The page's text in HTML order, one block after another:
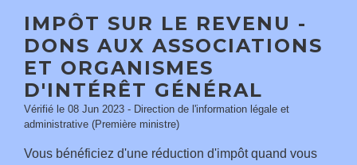
IMPÔT SUR LE REVENU -
DONS AUX ASSOCIATIONS
ET ORGANISMES
D'INTÉRÊT GÉNÉRAL
Vérifié le 08 Jun 2023 - Direction de l'information légale et
administrative (Première ministre)
Vous bénéficiez d'une réduction d'impôt quand vous